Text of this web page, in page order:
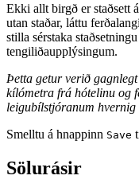
Ekki allt birgð er staðsett
utan staðar, láttu
stilla sérstaka
tengiliðaupplýsingum.
Þetta getur verið
kílómetra frá hótelinu og
leigubílstjóranum hvernig
Smelltu á hnappinn Save
Sölurásir